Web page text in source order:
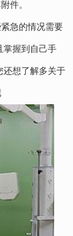
件。
急的情况需要
掌握到自己手
还想了解多关于